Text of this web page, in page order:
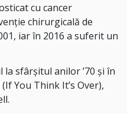
cu cancer
chirurgicală de
iar în 2016 a suferit un
la sfârșitul anilor ’70 și în
You Think It’s Over),